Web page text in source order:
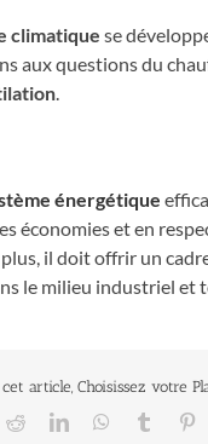
climatique se
aux questions du
.
énergétique
économies et en
il doit offrir un
le milieu industriel et
article, Choisissez votre
RedditLinkedInWhatsApp
Tumblr